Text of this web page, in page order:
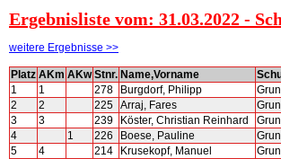
Ergebnisliste vom: 31.03.2022 -
weitere Ergebnisse >>
Platz AKm AKw Stnr. Name,Vorname
1
1 278 Burgdorf, Philipp
2
2 225 Arraj, Fares
3
3 239 Köster, Christian Reinhard
4
1 226 Boese, Pauline
5
4 214 Krusekopf, Manuel